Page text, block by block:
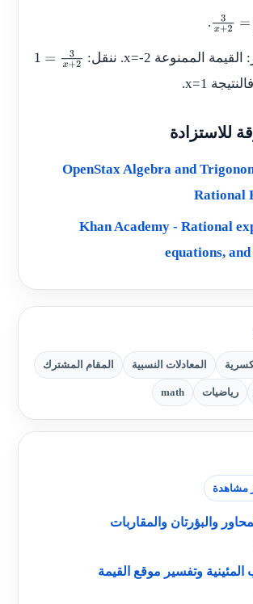
3x+ 2=
.
القيمة الممنوعة x=-2. ننقل:
1
2
x=1
.
للاستزادة
OpenStax Algebra and
Rational
Khan Academy - Rational
equations,
المعادلات النسبية المقام المشترك
رياضيات math
مشاهدة
والبؤرتان والمقاربات
المئينية وتفسير موقع القيمة